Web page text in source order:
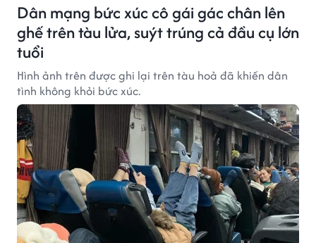
Dân mạng bức xúc cô gái gác chân lên
ghế trên tàu lửa, suýt trúng cả đầu cụ lớn
tuổi
Hình ảnh trên được ghi lại trên tàu hoả đã khiến dân
tình không khỏi bức xúc.